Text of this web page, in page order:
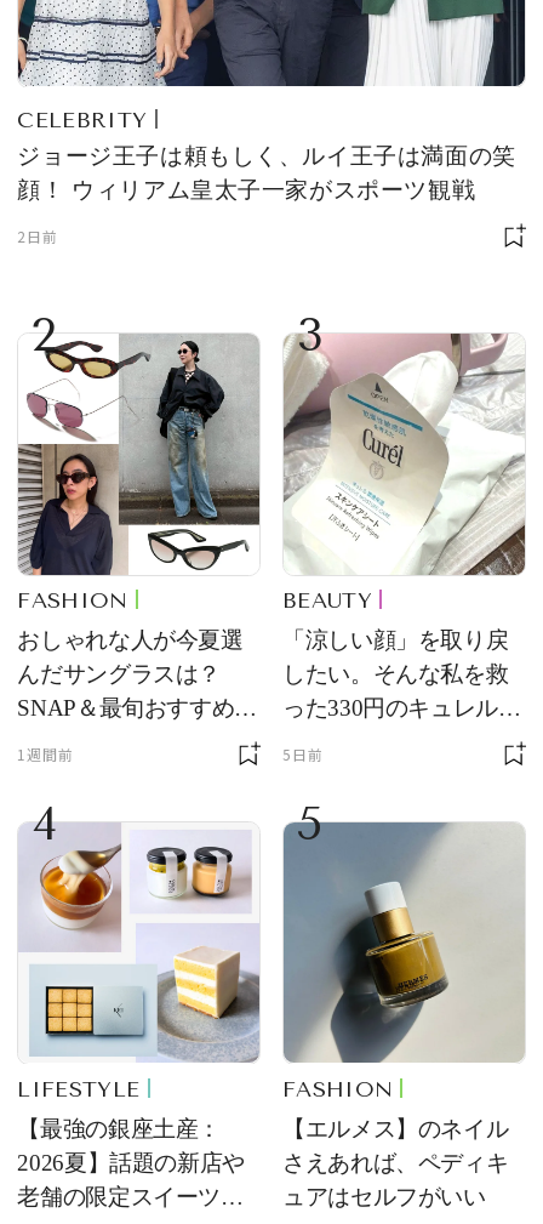
CELEBRITY
ジョージ王子は頼もしく、ルイ王子は満面の笑
顔！ ウィリアム皇太子一家がスポーツ観戦
2日前
2
FASHION
おしゃれな人が今夏選
んだサングラスは？
SNAP＆最旬おすすめサ
1週間前
3
BEAUTY
「涼しい顔」を取り戻
したい。そんな私を救
った330円のキュレル名
5日前
4
LIFESTYLE
【最強の銀座土産：
2026夏】話題の新店や
老舗の限定スイーツを
5
FASHION
【エルメス】のネイル
さえあれば、ペディキ
ュアはセルフがいい